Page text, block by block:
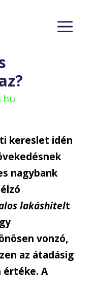
kereslet idén
nagybank
lakáshitelt
vonzó,
az átadásig
értéke. A